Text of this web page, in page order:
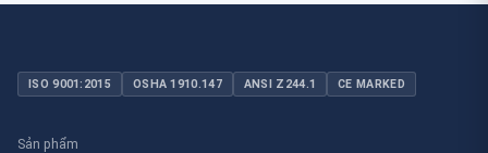
ISO 9001:2015 OSHA 1910.147 ANSI Z244.1 CE MARKED
Sản phẩm